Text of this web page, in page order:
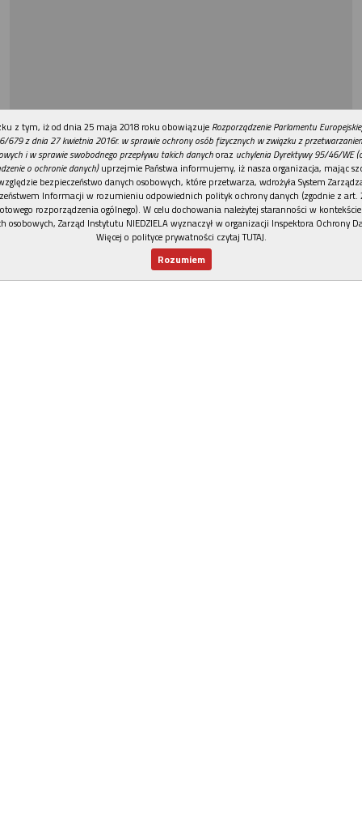
REKLAMA
z tym, iż od dnia 25 maja 2018 roku obowiązuje Rozporządzenie Parlamentu
679 z dnia 27 kwietnia 2016r. w sprawie ochrony osób fizycznych w związku z
i w sprawie swobodnego przepływu takich danychoraz uchylenia Dyrektywy 95/46/WE
o ochronie danych)uprzejmie Państwa informujemy, iż nasza organizacja, mając
bezpieczeństwo danych osobowych, które przetwarza, wdrożyła System
Informacji w rozumieniu odpowiednich polityk ochrony danych (zgodnie z art.
rozporządzenia ogólnego). W celu dochowania należytej staranności w
osobowych, Zarząd Instytutu NIEDZIELA wyznaczył w organizacji Inspektora Ochrony
Więcej o polityce prywatności czytaj TUTAJ.
Rozumiem